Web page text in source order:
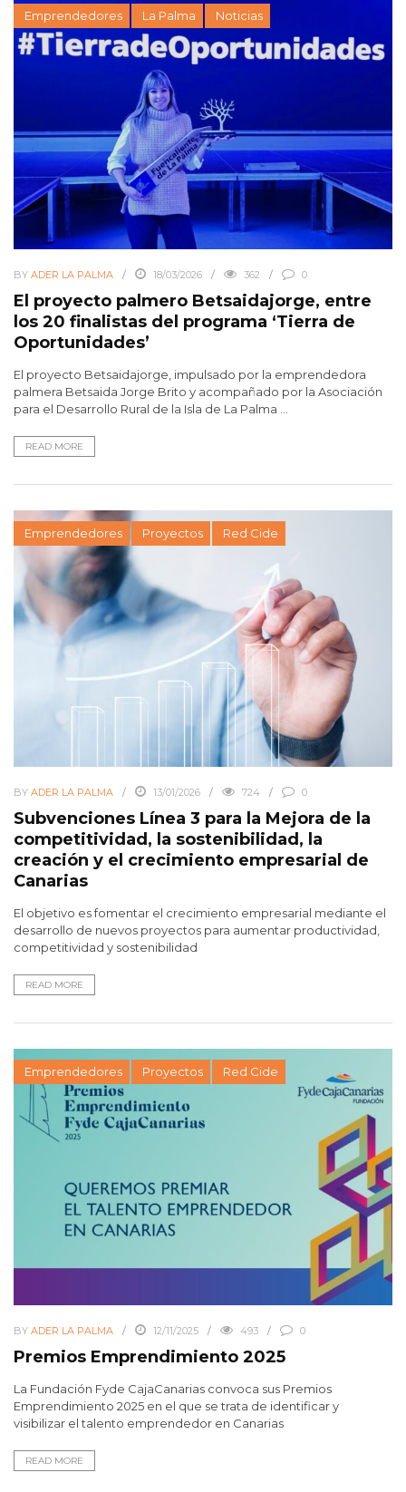
Emprendedores La Palma Noticias
BY ADER LA PALMA 18/03/2026 362 0
El proyecto palmero Betsaidajorge, entre
los 20 finalistas del programa ‘Tierra de
Oportunidades’
El proyecto Betsaidajorge, impulsado por la emprendedora
palmera Betsaida Jorge Brito y acompañado por la Asociación
para el Desarrollo Rural de la Isla de La Palma ...
READ MORE
Emprendedores Proyectos Red Cide
BY ADER LA PALMA 13/01/2026 724 0
Subvenciones Línea 3 para la Mejora de la
competitividad, la sostenibilidad, la
creación y el crecimiento empresarial de
Canarias
El objetivo es fomentar el crecimiento empresarial mediante el
desarrollo de nuevos proyectos para aumentar productividad,
competitividad y sostenibilidad
READ MORE
Emprendedores Proyectos Red Cide
BY ADER LA PALMA 12/11/2025 493 0
Premios Emprendimiento 2025
La Fundación Fyde CajaCanarias convoca sus Premios
Emprendimiento 2025 en el que se trata de identificar y
visibilizar el talento emprendedor en Canarias
READ MORE